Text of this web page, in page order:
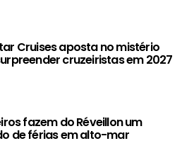
Cruises aposta no mistério
cruzeiristas em 2027
fazem do Réveillon um
de férias em alto-mar